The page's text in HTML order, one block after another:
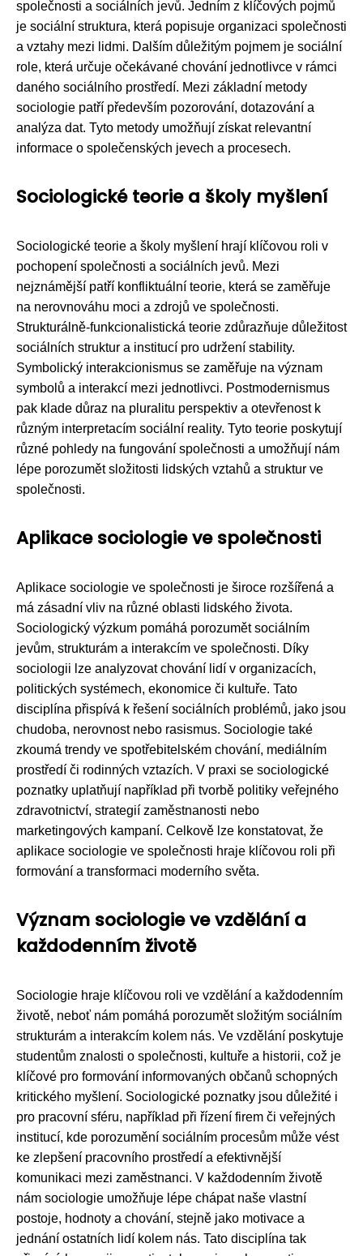
společnosti a sociálních jevů. Jedním z klíčových pojmů
je sociální struktura, která popisuje organizaci společnosti
a vztahy mezi lidmi. Dalším důležitým pojmem je sociální
role, která určuje očekávané chování jednotlivce v rámci
daného sociálního prostředí. Mezi základní metody
sociologie patří především pozorování, dotazování a
analýza dat. Tyto metody umožňují získat relevantní
informace o společenských jevech a procesech.
Sociologické teorie a školy myšlení
Sociologické teorie a školy myšlení hrají klíčovou roli v
pochopení společnosti a sociálních jevů. Mezi
nejznámější patří konfliktuální teorie, která se zaměřuje
na nerovnováhu moci a zdrojů ve společnosti.
Strukturálně-funkcionalistická teorie zdůrazňuje důležitost
sociálních struktur a institucí pro udržení stability.
Symbolický interakcionismus se zaměřuje na význam
symbolů a interakcí mezi jednotlivci. Postmodernismus
pak klade důraz na pluralitu perspektiv a otevřenost k
různým interpretacím sociální reality. Tyto teorie poskytují
různé pohledy na fungování společnosti a umožňují nám
lépe porozumět složitosti lidských vztahů a struktur ve
společnosti.
Aplikace sociologie ve společnosti
Aplikace sociologie ve společnosti je široce rozšířená a
má zásadní vliv na různé oblasti lidského života.
Sociologický výzkum pomáhá porozumět sociálním
jevům, strukturám a interakcím ve společnosti. Díky
sociologii lze analyzovat chování lidí v organizacích,
politických systémech, ekonomice či kultuře. Tato
disciplína přispívá k řešení sociálních problémů, jako jsou
chudoba, nerovnost nebo rasismus. Sociologie také
zkoumá trendy ve spotřebitelském chování, mediálním
prostředí či rodinných vztazích. V praxi se sociologické
poznatky uplatňují například při tvorbě politiky veřejného
zdravotnictví, strategií zaměstnanosti nebo
marketingových kampaní. Celkově lze konstatovat, že
aplikace sociologie ve společnosti hraje klíčovou roli při
formování a transformaci moderního světa.
Význam sociologie ve vzdělání a
každodenním životě
Sociologie hraje klíčovou roli ve vzdělání a každodenním
životě, neboť nám pomáhá porozumět složitým sociálním
strukturám a interakcím kolem nás. Ve vzdělání poskytuje
studentům znalosti o společnosti, kultuře a historii, což je
klíčové pro formování informovaných občanů schopných
kritického myšlení. Sociologické poznatky jsou důležité i
pro pracovní sféru, například při řízení firem či veřejných
institucí, kde porozumění sociálním procesům může vést
ke zlepšení pracovního prostředí a efektivnější
komunikaci mezi zaměstnanci. V každodenním životě
nám sociologie umožňuje lépe chápat naše vlastní
postoje, hodnoty a chování, stejně jako motivace a
jednání ostatních lidí kolem nás. Tato disciplína tak